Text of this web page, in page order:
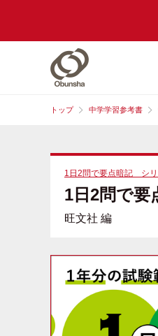
トップ 中学学習参考書
1日2問で要点暗記 シ
1日2問で要
旺文社 編